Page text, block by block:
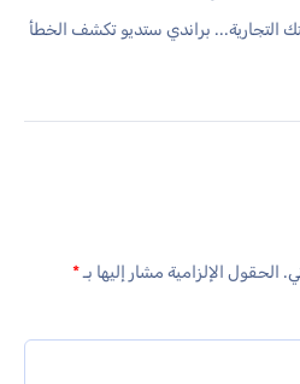
التجارية... براندي ستديو تكشف الخطأ
الحقول الإلزامية مشار إليها بـ*